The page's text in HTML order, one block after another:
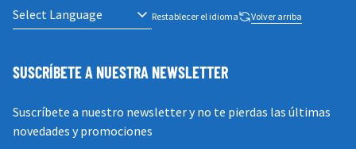
Restablecer el idioma Volver arriba
SUSCRÍBETE A NUESTRA NEWSLETTER
Suscríbete a nuestro newsletter y no te pierdas las últimas
novedades y promociones